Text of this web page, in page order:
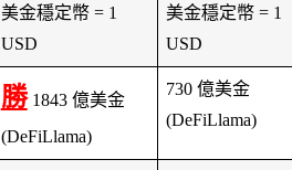
美金穩定幣 = 1
USD
美金穩定幣 = 1
USD
勝 1843 億美金
(DeFiLlama)
730 億美金
(DeFiLlama)